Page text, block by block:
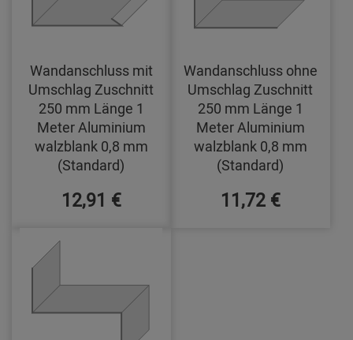
Wandanschluss mit
Umschlag Zuschnitt
250 mm Länge 1
Meter Aluminium
walzblank 0,8 mm
(Standard)
12,91 €
Wandanschluss ohne
Umschlag Zuschnitt
250 mm Länge 1
Meter Aluminium
walzblank 0,8 mm
(Standard)
11,72 €